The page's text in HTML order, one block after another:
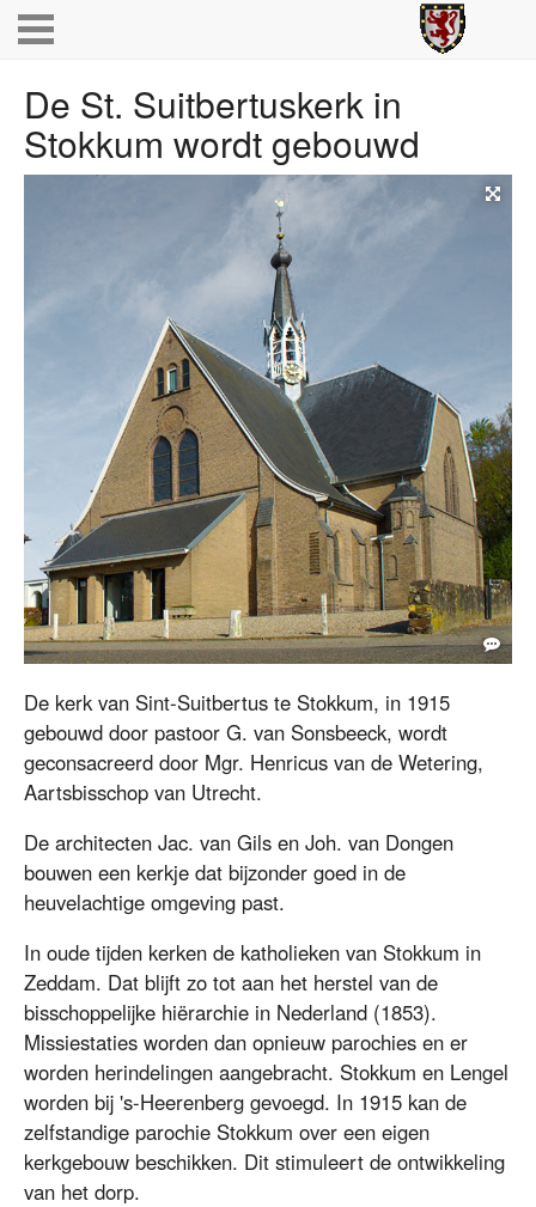
De St. Suitbertuskerk in
Stokkum wordt gebouwd
De kerk van Sint-Suitbertus te Stokkum, in 1915
gebouwd door pastoor G. van Sonsbeeck, wordt
geconsacreerd door Mgr. Henricus van de Wetering,
Aartsbisschop van Utrecht.
De architecten Jac. van Gils en Joh. van Dongen
bouwen een kerkje dat bijzonder goed in de
heuvelachtige omgeving past.
In oude tijden kerken de katholieken van Stokkum in
Zeddam. Dat blijft zo tot aan het herstel van de
bisschoppelijke hiërarchie in Nederland (1853).
Missiestaties worden dan opnieuw parochies en er
worden herindelingen aangebracht. Stokkum en Lengel
worden bij 's-Heerenberg gevoegd. In 1915 kan de
zelfstandige parochie Stokkum over een eigen
kerkgebouw beschikken. Dit stimuleert de ontwikkeling
van het dorp.